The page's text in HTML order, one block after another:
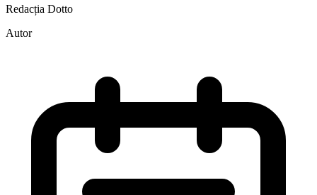
Redacția Dotto
Autor